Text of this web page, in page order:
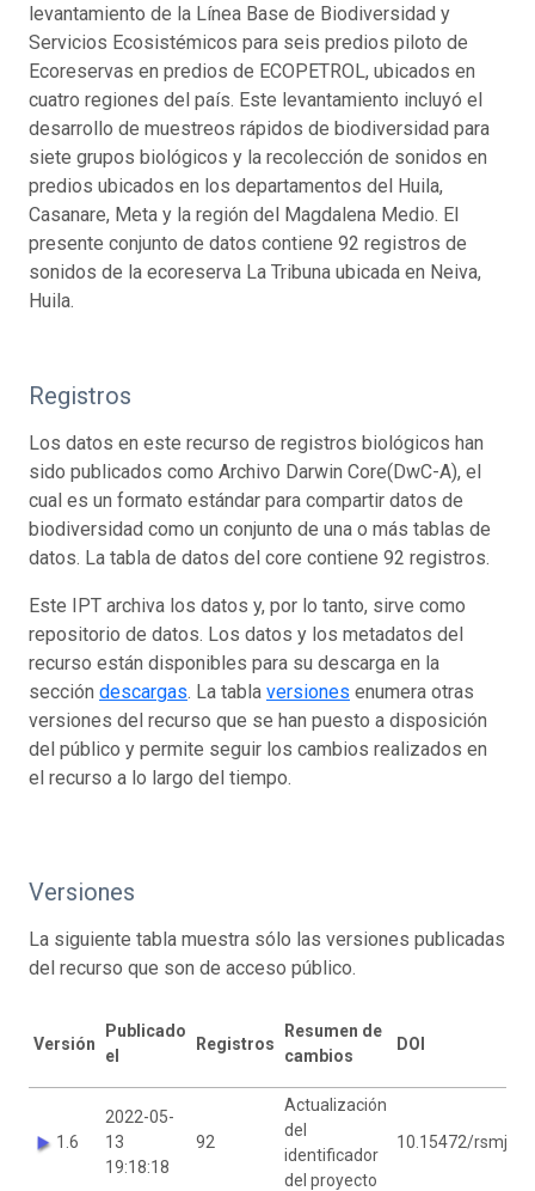
levantamiento de la Línea Base de Biodiversidad y
Servicios Ecosistémicos para seis predios piloto de
Ecoreservas en predios de ECOPETROL, ubicados en
cuatro regiones del país. Este levantamiento incluyó el
desarrollo de muestreos rápidos de biodiversidad para
siete grupos biológicos y la recolección de sonidos en
predios ubicados en los departamentos del Huila,
Casanare, Meta y la región del Magdalena Medio. El
presente conjunto de datos contiene 92 registros de
sonidos de la ecoreserva La Tribuna ubicada en Neiva,
Huila.
Registros
Los datos en este recurso de registros biológicos han
sido publicados como Archivo Darwin Core(DwC-A), el
cual es un formato estándar para compartir datos de
biodiversidad como un conjunto de una o más tablas de
datos. La tabla de datos del core contiene 92 registros.
Este IPT archiva los datos y, por lo tanto, sirve como
repositorio de datos. Los datos y los metadatos del
recurso están disponibles para su descarga en la
sección descargas. La tabla versiones enumera otras
versiones del recurso que se han puesto a disposición
del público y permite seguir los cambios realizados en
el recurso a lo largo del tiempo.
Versiones
La siguiente tabla muestra sólo las versiones publicadas
del recurso que son de acceso público.
Versión
Publicado
el
Registros
Resumen de
cambios
DOI
1.6
2022-05-
13
19:18:18
92
Actualización
del
identificador
del proyecto
10.15472/rsmjvv